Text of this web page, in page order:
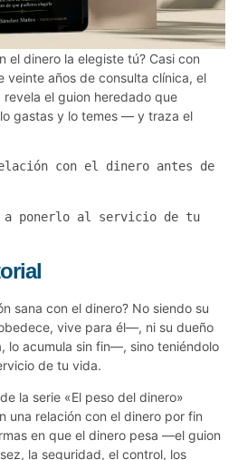
el dinero la elegiste tú? Casi con
veinte años de consulta clínica, el
revela el guion heredado que
gastas y lo temes — y traza el
con el dinero antes de
a ponerlo al servicio de tu
sana con el dinero? No siendo su
vive para él—, ni su dueño
lo acumula sin fin—, sino teniéndolo
de tu vida.
la serie «El peso del dinero»
una relación con el dinero por fin
en que el dinero pesa —el guion
la seguridad, el control, los